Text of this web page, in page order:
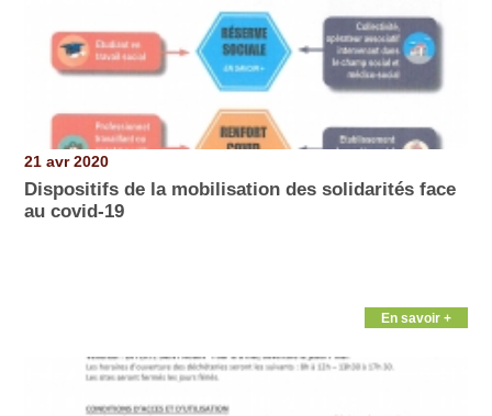
21 avr 2020
Dispositifs de la mobilisation des solidarités face
au covid-19
En savoir +